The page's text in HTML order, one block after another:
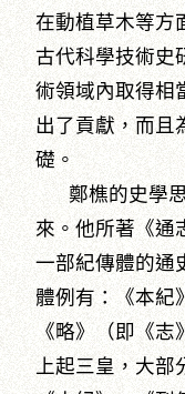
在動植草木等方
古代科學技術史
術領域內取得相
出了貢獻，而且
礎。
鄭樵的史學思
來。他所著《通
一部紀傳體的通
體例有：《本紀
《略》（即《
上起三皇，大部